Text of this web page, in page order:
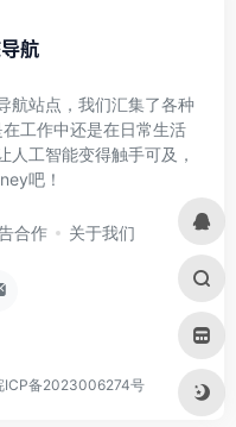
航站点，我们汇集了各种
工作中还是在日常生活
人工智能变得触手可及，
吧！
合作 关于我们
ICP备2023006274号